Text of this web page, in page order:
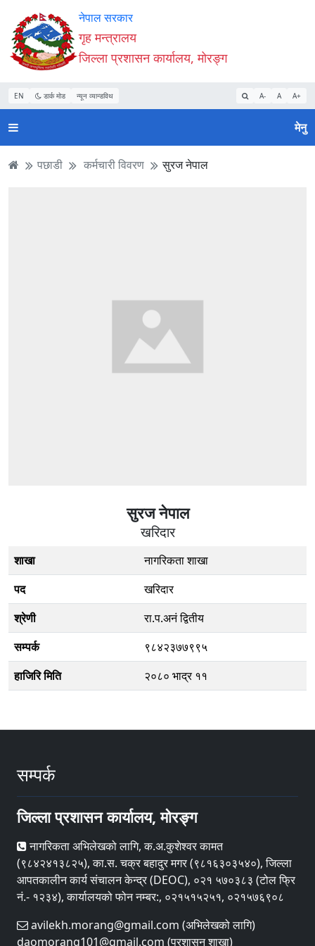
Accessibility
Mode
सुरु
गर्नुहोस्
सामाग्री
पढ्नुहाेस्
नेभिगेसन
पढ्नुहाेस्
वेबसाइट
खोजमा
जानुहोस्
नेपाल सरकार
गृह मन्त्रालय
जिल्ला प्रशासन कार्यालय, मोरङ्ग
EN डार्क मोड न्यून व्यान्डविथ A- A A+
मेनु
पछाडी कर्मचारी विवरण सुरज नेपाल
सुरज नेपाल
खरिदार
शाखा
नागरिकता शाखा
पद
खरिदार
श्रेणी
रा.प.अनं द्वितीय
सम्पर्क
९८४२३७७९९५
हाजिरि मिति
२०८० भाद्र ११
सम्पर्क
जिल्ला प्रशासन कार्यालय, मोरङ्ग
नागरिकता अभिलेखको लागि, क.अ.कुशेश्वर कामत
(९८४२४१३८२५), का.स. चक्र बहादुर मगर (९८१६३०३५४०), जिल्ला
आपतकालीन कार्य संचालन केन्द्र (DEOC), ०२१ ५७०३८३ (टोल फ्रि
नं.- १२३४), कार्यालयको फोन नम्बर:, ०२१५१५२५१, ०२१५७६९०८
avilekh.morang@gmail.com (अभिलेखको लागि)
daomorang101@gmail.com (प्रशासन शाखा)